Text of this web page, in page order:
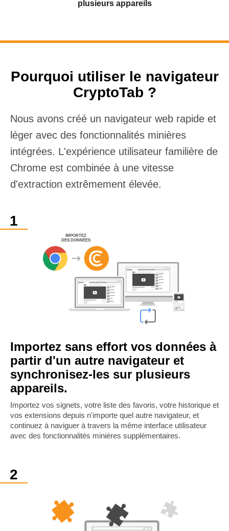
plusieurs appareils
Pourquoi utiliser le navigateur
CryptoTab ?
Nous avons créé un navigateur web rapide et
léger avec des fonctionnalités minières
intégrées. L'expérience utilisateur familière de
Chrome est combinée à une vitesse
d'extraction extrêmement élevée.
IMPORTEZ
DES DONNÉES
Importez sans effort vos données à
partir d'un autre navigateur et
synchronisez-les sur plusieurs
appareils.
Importez vos signets, votre liste des favoris, votre historique et
vos extensions depuis n'importe quel autre navigateur, et
continuez à naviguer à travers la même interface utilisateur
avec des fonctionnalités minières supplémentaires.